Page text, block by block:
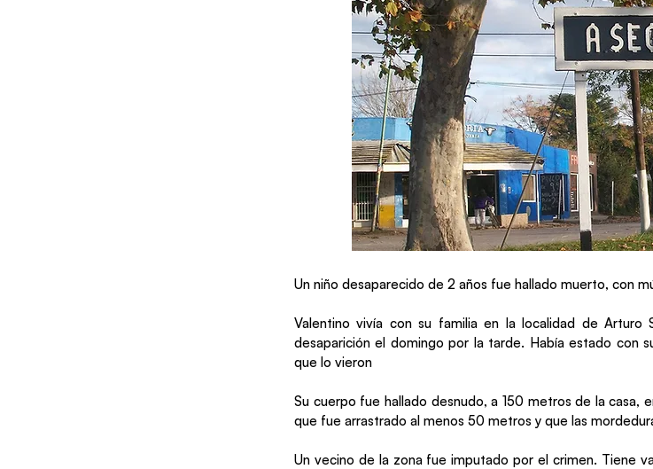
Un niño desaparecido de 2 años fue hallado muerto, con
Valentino vivía con su familia en la localidad de Arturo
desaparición el domingo por la tarde. Había estado con
que lo vieron
Su cuerpo fue hallado desnudo, a 150 metros de la casa,
que fue arrastrado al menos 50 metros y que las
Un vecino de la zona fue imputado por el crimen. Tiene